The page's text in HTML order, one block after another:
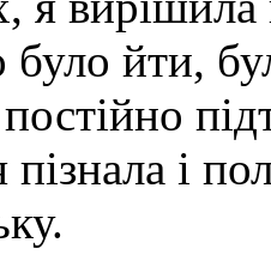
було йти,
пізнала і